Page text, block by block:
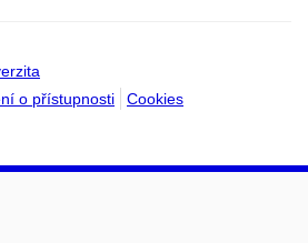
o přístupnosti Cookies